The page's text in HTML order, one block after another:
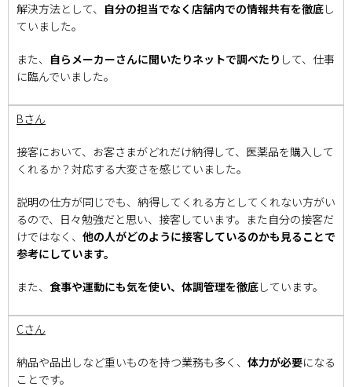
解決方法として、 自分の担当でなく店舗内での情報共有を徹底し
ていました。
また、 自らメーカーさんに聞いたりネットで調べたり して、仕事
に臨んでいました。
Bさん
接客において、お客さまがどれだけ納得して、医薬品を購入して
くれるか？対応する大変さを感じていました。
説明の仕方が同じでも、納得してくれる方としてくれない方がい
るので、日々勉強だと思い、接客しています。また自分の接客だ
けではなく、 他の人がどのように接客しているのかも見ることで
参考にしています。
また、 食事や運動にも気を使い、体調管理を徹底しています。
Cさん
納品や品出しなど重いものを持つ業務も多く、 体力が必要になる
ことです。